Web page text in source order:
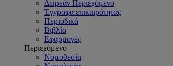
Δωρεάν Περιεχόμενο
Έγγραφα επικαιρότητας
Περιοδικά
Βιβλία
Εφαρμογές
Περιεχόμενο
Νομοθεσία